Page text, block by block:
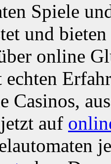
Spiele
und
online
echten
Casinos,
auf